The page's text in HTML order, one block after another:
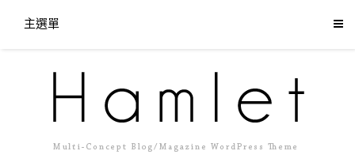
主選單